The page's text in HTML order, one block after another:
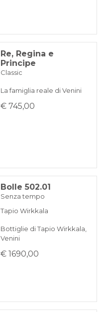
Re, Regina e
Principe
Classic
La famiglia reale di Venini
€ 745,00
Bolle 502.01
Senza tempo
Tapio Wirkkala
Bottiglie di Tapio Wirkkala,
Venini
€ 1690,00